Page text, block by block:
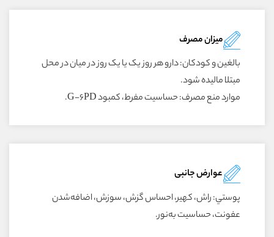
میزان مصرف
بالغين و کودکان: دارو هر روز يک يا يک روز در ميان در محل
مبتلا ماليده شود.
موارد منع مصرف: حساسيت مفرط، کمبود G-6PD.
عوارض جانبی
پوستي: راش، کهير، احساس گزش، سوزش، اضافه‌شدن
عفونت، حساسيت به‌نور.